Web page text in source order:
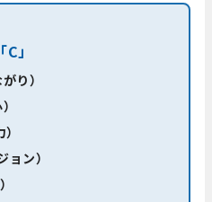
」
り）
ン）